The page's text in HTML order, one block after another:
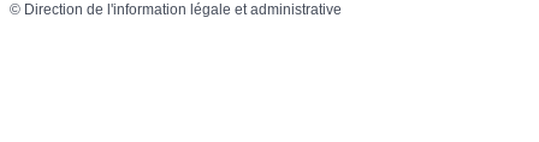
© Direction de l'information légale et administrative